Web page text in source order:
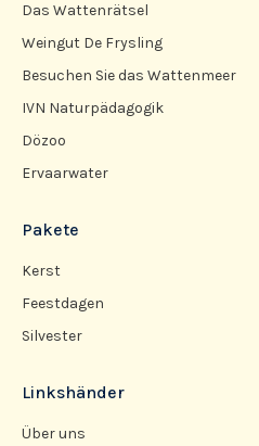
Das Wattenrätsel
Weingut De Frysling
Besuchen Sie das Wattenmeer
IVN Naturpädagogik
Dözoo
Ervaarwater
Pakete
Kerst
Feestdagen
Silvester
Linkshänder
Über uns